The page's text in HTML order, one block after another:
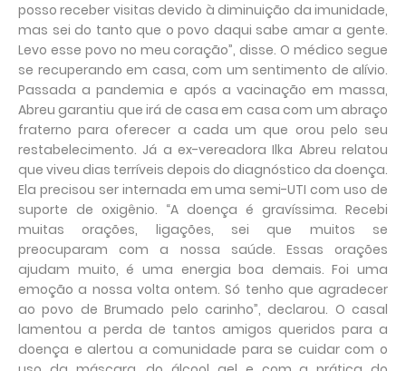
posso receber visitas devido à diminuição da imunidade,
mas sei do tanto que o povo daqui sabe amar a gente.
Levo esse povo no meu coração”, disse. O médico segue
se recuperando em casa, com um sentimento de alívio.
Passada a pandemia e após a vacinação em massa,
Abreu garantiu que irá de casa em casa com um abraço
fraterno para oferecer a cada um que orou pelo seu
restabelecimento. Já a ex-vereadora Ilka Abreu relatou
que viveu dias terríveis depois do diagnóstico da doença.
Ela precisou ser internada em uma semi-UTI com uso de
suporte de oxigênio. “A doença é gravíssima. Recebi
muitas orações, ligações, sei que muitos se
preocuparam com a nossa saúde. Essas orações
ajudam muito, é uma energia boa demais. Foi uma
emoção a nossa volta ontem. Só tenho que agradecer
ao povo de Brumado pelo carinho”, declarou. O casal
lamentou a perda de tantos amigos queridos para a
doença e alertou a comunidade para se cuidar com o